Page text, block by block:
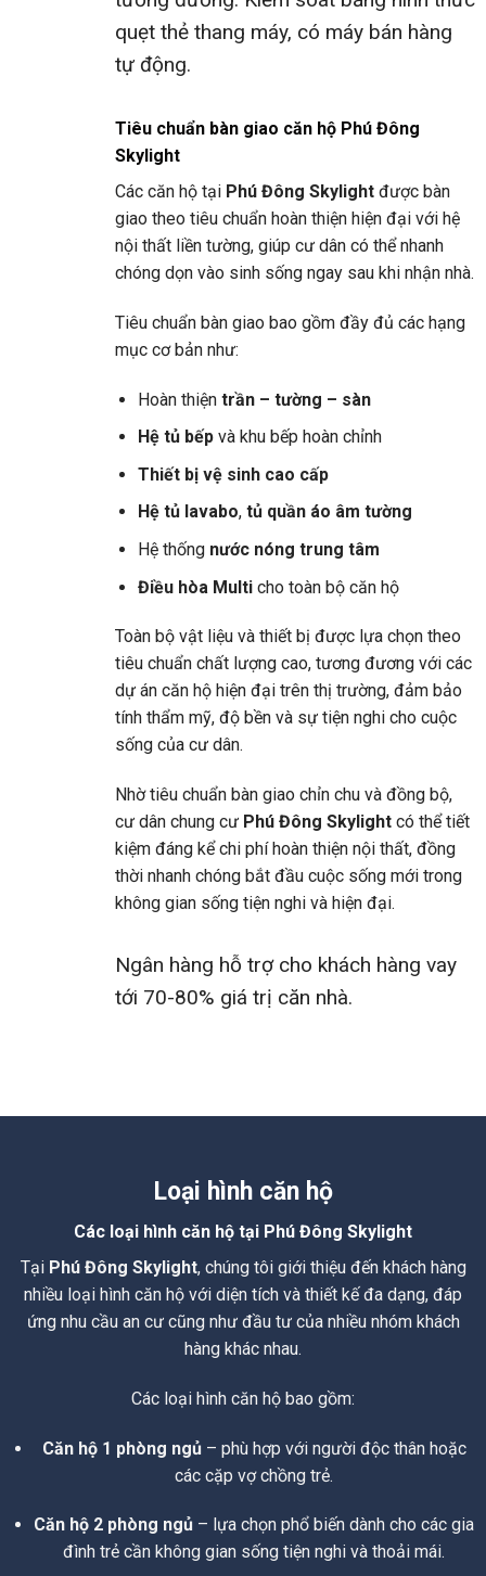
quẹt thẻ thang máy, có máy bán hàng
tự động.
Tiêu chuẩn bàn giao căn hộ Phú Đông
Skylight
Các căn hộ tại Phú Đông Skylightđược bàn
giao theo tiêu chuẩn hoàn thiện hiện đại với hệ
nội thất liền tường, giúp cư dân có thể nhanh
chóng dọn vào sinh sống ngay sau khi nhận nhà.
Tiêu chuẩn bàn giao bao gồm đầy đủ các hạng
mục cơ bản như:
Hoàn thiện trần – tường – sàn
Hệ tủ bếpvà khu bếp hoàn chỉnh
Thiết bị vệ sinh cao cấp
Hệ tủ lavabo, tủ quần áo âm tường
Hệ thống nước nóng trung tâm
Điều hòa Multicho toàn bộ căn hộ
Toàn bộ vật liệu và thiết bị được lựa chọn theo
tiêu chuẩn chất lượng cao, tương đương với các
dự án căn hộ hiện đại trên thị trường, đảm bảo
tính thẩm mỹ, độ bền và sự tiện nghi cho cuộc
sống của cư dân.
Nhờ tiêu chuẩn bàn giao chỉn chu và đồng bộ,
cư dân chung cư Phú Đông Skylightcó thể tiết
kiệm đáng kể chi phí hoàn thiện nội thất, đồng
thời nhanh chóng bắt đầu cuộc sống mới trong
không gian sống tiện nghi và hiện đại.
Ngân hàng hỗ trợ cho khách hàng vay
tới 70-80% giá trị căn nhà.
Loại hình căn hộ
Các loại hình căn hộ tại Phú Đông Skylight
Tại Phú Đông Skylight, chúng tôi giới thiệu đến khách hàng
nhiều loại hình căn hộ với diện tích và thiết kế đa dạng, đáp
ứng nhu cầu an cư cũng như đầu tư của nhiều nhóm khách
hàng khác nhau.
Các loại hình căn hộ bao gồm:
Căn hộ 1 phòng ngủ– phù hợp với người độc thân hoặc
các cặp vợ chồng trẻ.
Căn hộ 2 phòng ngủ – lựa chọn phổ biến dành cho các gia
đình trẻ cần không gian sống tiện nghi và thoải mái.